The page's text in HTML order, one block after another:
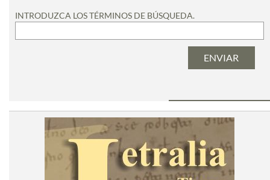
INTRODUZCA LOS TÉRMINOS DE BÚSQUEDA.